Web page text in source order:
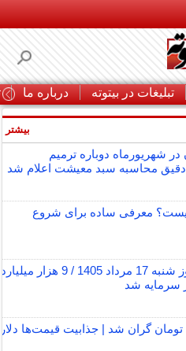
تبلیغات در بیتوته درباره ما
شهریورماه دوباره ترمیم
محاسبه سبد معیشت اعلام شد
معرفی ساده برای شروع
پایان بورس امروز شنبه 17 مرداد 1405 / 9 هزار میلیارد
سرمایه شد
تومان گران شد | جذابیت قیمت‌ها دلار
بیشتر